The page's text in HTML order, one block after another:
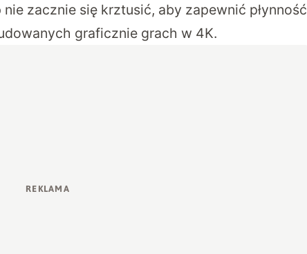
zacznie się krztusić, aby zapewnić płynność
graficznie grach w 4K.